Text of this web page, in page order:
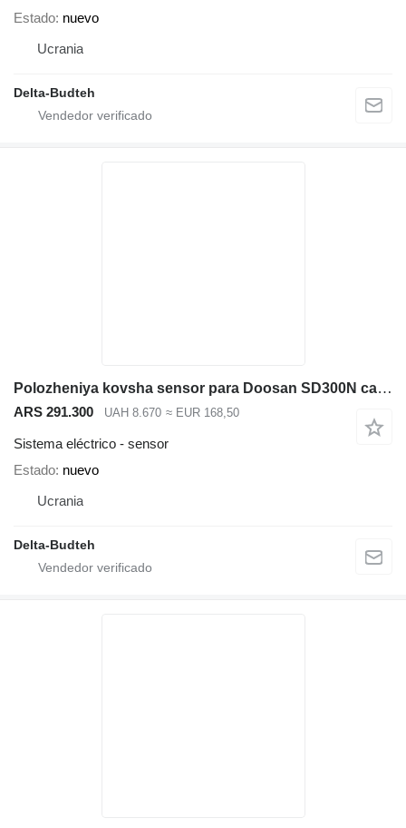
Estado nuevo
Ucrania
Delta-Budteh
Polozheniya kovsha sensor para Doosan SD300N cargadora de ruedas
ARS 291.300 UAH 8.670 ≈ EUR 168,50
Sistema eléctrico - sensor
Estado nuevo
Ucrania
Delta-Budteh